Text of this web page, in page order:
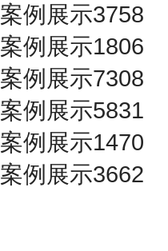
案例展示3758
案例展示1806
案例展示7308
案例展示5831
案例展示1470
案例展示3662